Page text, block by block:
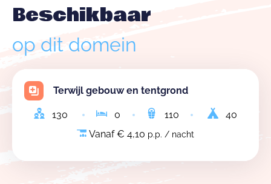
Beschikbaar
op dit domein
Terwijl gebouw en tentgrond
130 0 110
40
Vanaf € 4,10 p.p. / nacht